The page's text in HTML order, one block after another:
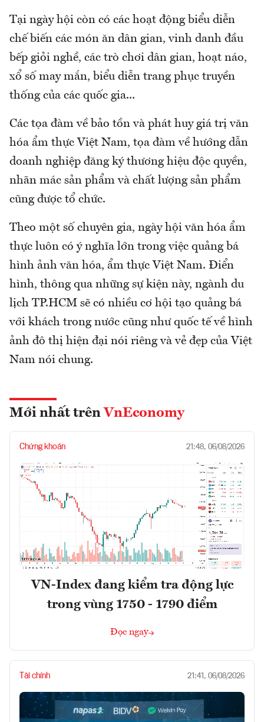
Tại ngày hội còn có các hoạt động biểu diễn
chế biến các món ăn dân gian, vinh danh đầu
bếp giỏi nghề, các trò chơi dân gian, hoạt náo,
xổ số may mắn, biểu diễn trang phục truyền
thống của các quốc gia...
Các tọa đàm về bảo tồn và phát huy giá trị văn
hóa ẩm thực Việt Nam, tọa đàm về hướng dẫn
doanh nghiệp đăng ký thương hiệu độc quyền,
nhãn mác sản phẩm và chất lượng sản phẩm
cũng được tổ chức.
Theo một số chuyên gia, ngày hội văn hóa ẩm
thực luôn có ý nghĩa lớn trong việc quảng bá
hình ảnh văn hóa, ẩm thực Việt Nam. Điển
hình, thông qua những sự kiện này, ngành du
lịch TP.HCM sẽ có nhiều cơ hội tạo quảng bá
với khách trong nước cũng như quốc tế về hình
ảnh đô thị hiện đại nói riêng và vẻ đẹp của Việt
Nam nói chung.
Mới nhất trên VnEconomy
Chứng khoán 21:48, 06/08/2026
VN-Index đang kiểm tra động lực
trong vùng 1750 - 1790 điểm
Đọc ngay
Tài chính 21:41, 06/08/2026